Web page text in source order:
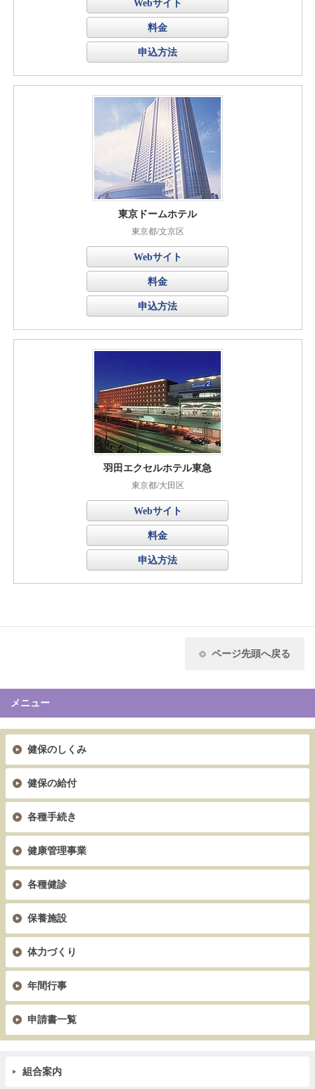
組合案内
Webサイト
料金
申込方法
東京ドームホテル
東京都/文京区
Webサイト
料金
申込方法
羽田エクセルホテル東急
東京都/大田区
Webサイト
料金
申込方法
ページ先頭へ戻る
メニュー
健保のしくみ
健保の給付
各種手続き
健康管理事業
各種健診
保養施設
体力づくり
年間行事
申請書一覧